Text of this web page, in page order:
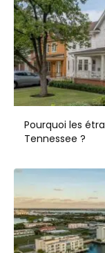
Pourquoi les
Tennessee ?